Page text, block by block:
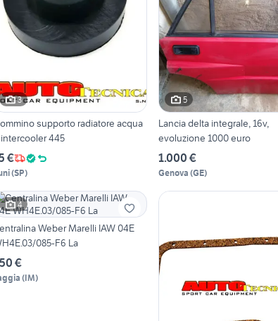
3
supporto radiatore acqua
445
€
(SP)
5
Lancia delta integrale, 16v,
evoluzione 1000 euro
1.000 €
Genova (GE)
4
Weber Marelli IAW 04E
085-F6 La
€
(IM)